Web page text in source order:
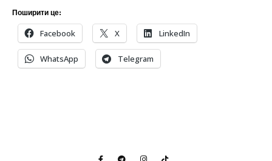
Поширити це:
Facebook X LinkedIn
WhatsApp Telegram